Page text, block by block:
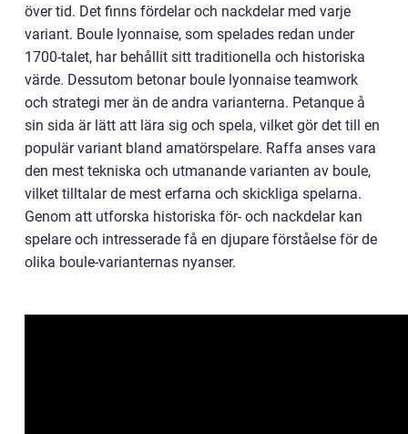
över tid. Det finns fördelar och nackdelar med varje
variant. Boule lyonnaise, som spelades redan under
1700-talet, har behållit sitt traditionella och historiska
värde. Dessutom betonar boule lyonnaise teamwork
och strategi mer än de andra varianterna. Petanque å
sin sida är lätt att lära sig och spela, vilket gör det till en
populär variant bland amatörspelare. Raffa anses vara
den mest tekniska och utmanande varianten av boule,
vilket tilltalar de mest erfarna och skickliga spelarna.
Genom att utforska historiska för- och nackdelar kan
spelare och intresserade få en djupare förståelse för de
olika boule-varianternas nyanser.